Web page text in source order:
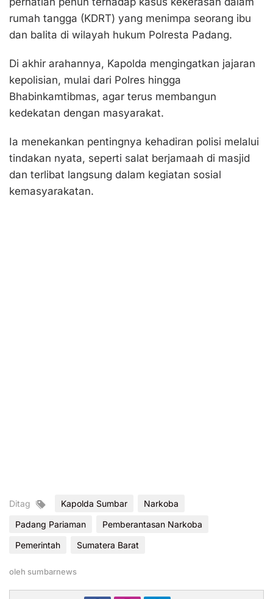
rumah tangga (KDRT) yang menimpa seorang ibu
dan balita di wilayah hukum Polresta Padang.
Di akhir arahannya, Kapolda mengingatkan jajaran
kepolisian, mulai dari Polres hingga
Bhabinkamtibmas, agar terus membangun
kedekatan dengan masyarakat.
Ia menekankan pentingnya kehadiran polisi melalui
tindakan nyata, seperti salat berjamaah di masjid
dan terlibat langsung dalam kegiatan sosial
kemasyarakatan.
Ditag Kapolda Sumbar
Narkoba
Padang Pariaman
Pemberantasan Narkoba
Pemerintah
Sumatera Barat
oleh sumbarnews